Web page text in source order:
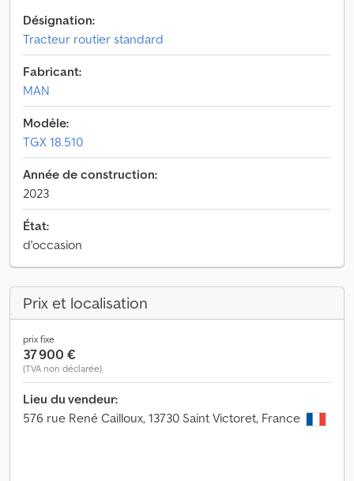
Désignation:
Tracteur routier standard
Fabricant:
MAN
Modèle:
TGX 18.510
Année de construction:
2023
État:
d'occasion
Prix et localisation
prix fixe
37 900 €
(TVA non déclarée)
Lieu du vendeur:
576 rue René Cailloux, 13730 Saint Victoret, France